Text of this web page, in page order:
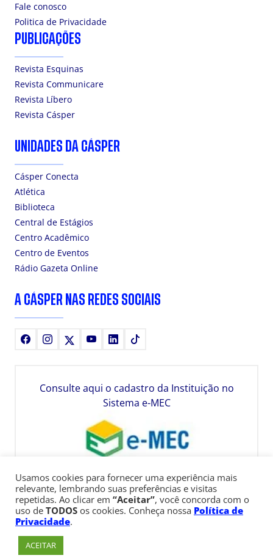
Fale conosco
Politica de Privacidade
PUBLICAÇÕES
Revista Esquinas
Revista Communicare
Revista Líbero
Revista Cásper
UNIDADES DA CÁSPER
Cásper Conecta
Atlética
Biblioteca
Central de Estágios
Centro Acadêmico
Centro de Eventos
Rádio Gazeta Online
A CÁSPER NAS REDES SOCIAIS
FacebookInstagram YoutubeLinkedIn
Consulte aqui o cadastro da Instituição no
Sistema e-MEC
Usamos cookies para fornecer uma experiência mais
relevante, lembrando suas preferências e visitas
repetidas. Ao clicar em “Aceitar”, você concorda com o
uso de TODOS os cookies. Conheça nossa Política de
Privacidade.
ACEITAR